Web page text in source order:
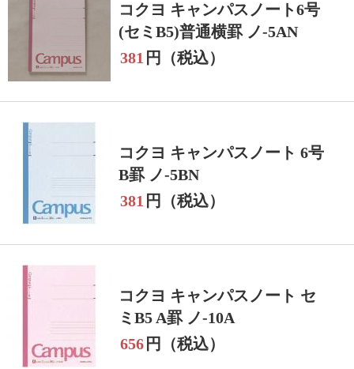
コクヨ キャンパスノート6号
(セミB5)普通横罫 ノ-5AN
381 円（税込）
コクヨ キャンパスノート 6号
B罫 ノ-5BN
381 円（税込）
コクヨ キャンパスノート セ
ミB5 A罫 ノ-10A
656 円（税込）